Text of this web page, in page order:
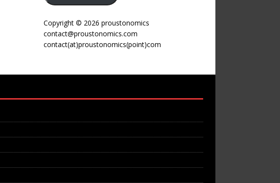
Copyright © 2026 proustonomics
contact@proustonomics.com
contact(at)proustonomics(point)com